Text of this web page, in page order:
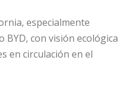
especialmente
con visión ecológica
en circulación en el